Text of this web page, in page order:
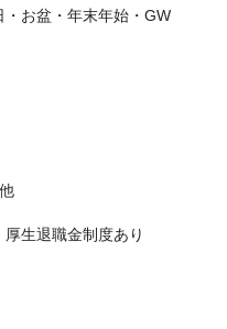
盆・年末年始・GW
退職金制度あり